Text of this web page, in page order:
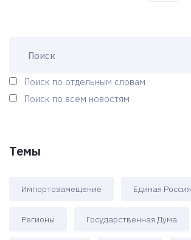
Поиск по отдельным словам
Поиск по всем новостям
Темы
Импортозамещение Единая Россия
Регионы Государственная Дума